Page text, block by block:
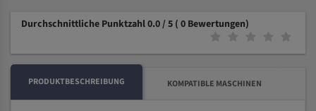
Durchschnittliche Punktzahl 0.0 / 5 ( 0 Bewertungen)
PRODUKTBESCHREIBUNG KOMPATIBLE MASCHINEN